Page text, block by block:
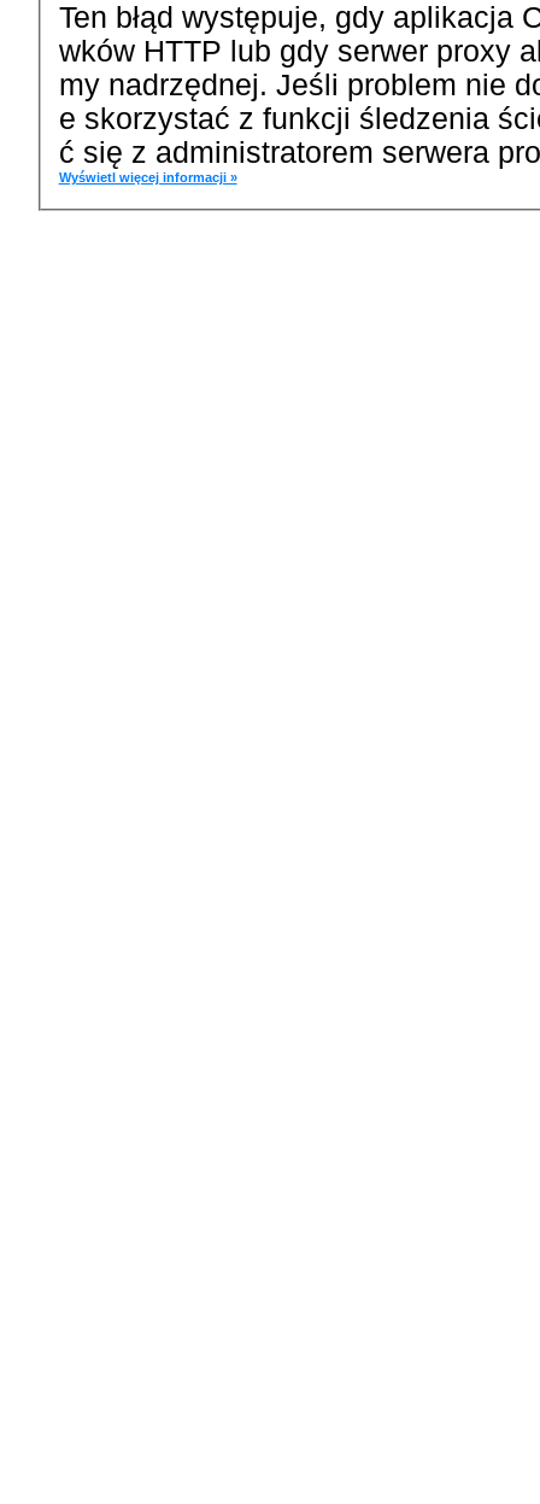
Ten błąd występuje, gdy aplikacja
wków HTTP lub gdy serwer proxy
my nadrzędnej. Jeśli problem nie
e skorzystać z funkcji śledzenia
ć się z administratorem serwera
Wyświetl więcej informacji »